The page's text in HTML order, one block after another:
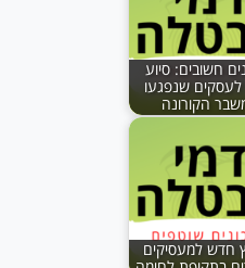
חשובים: סיוע
שנפגעו
הקורונה
חדש למעסיקים